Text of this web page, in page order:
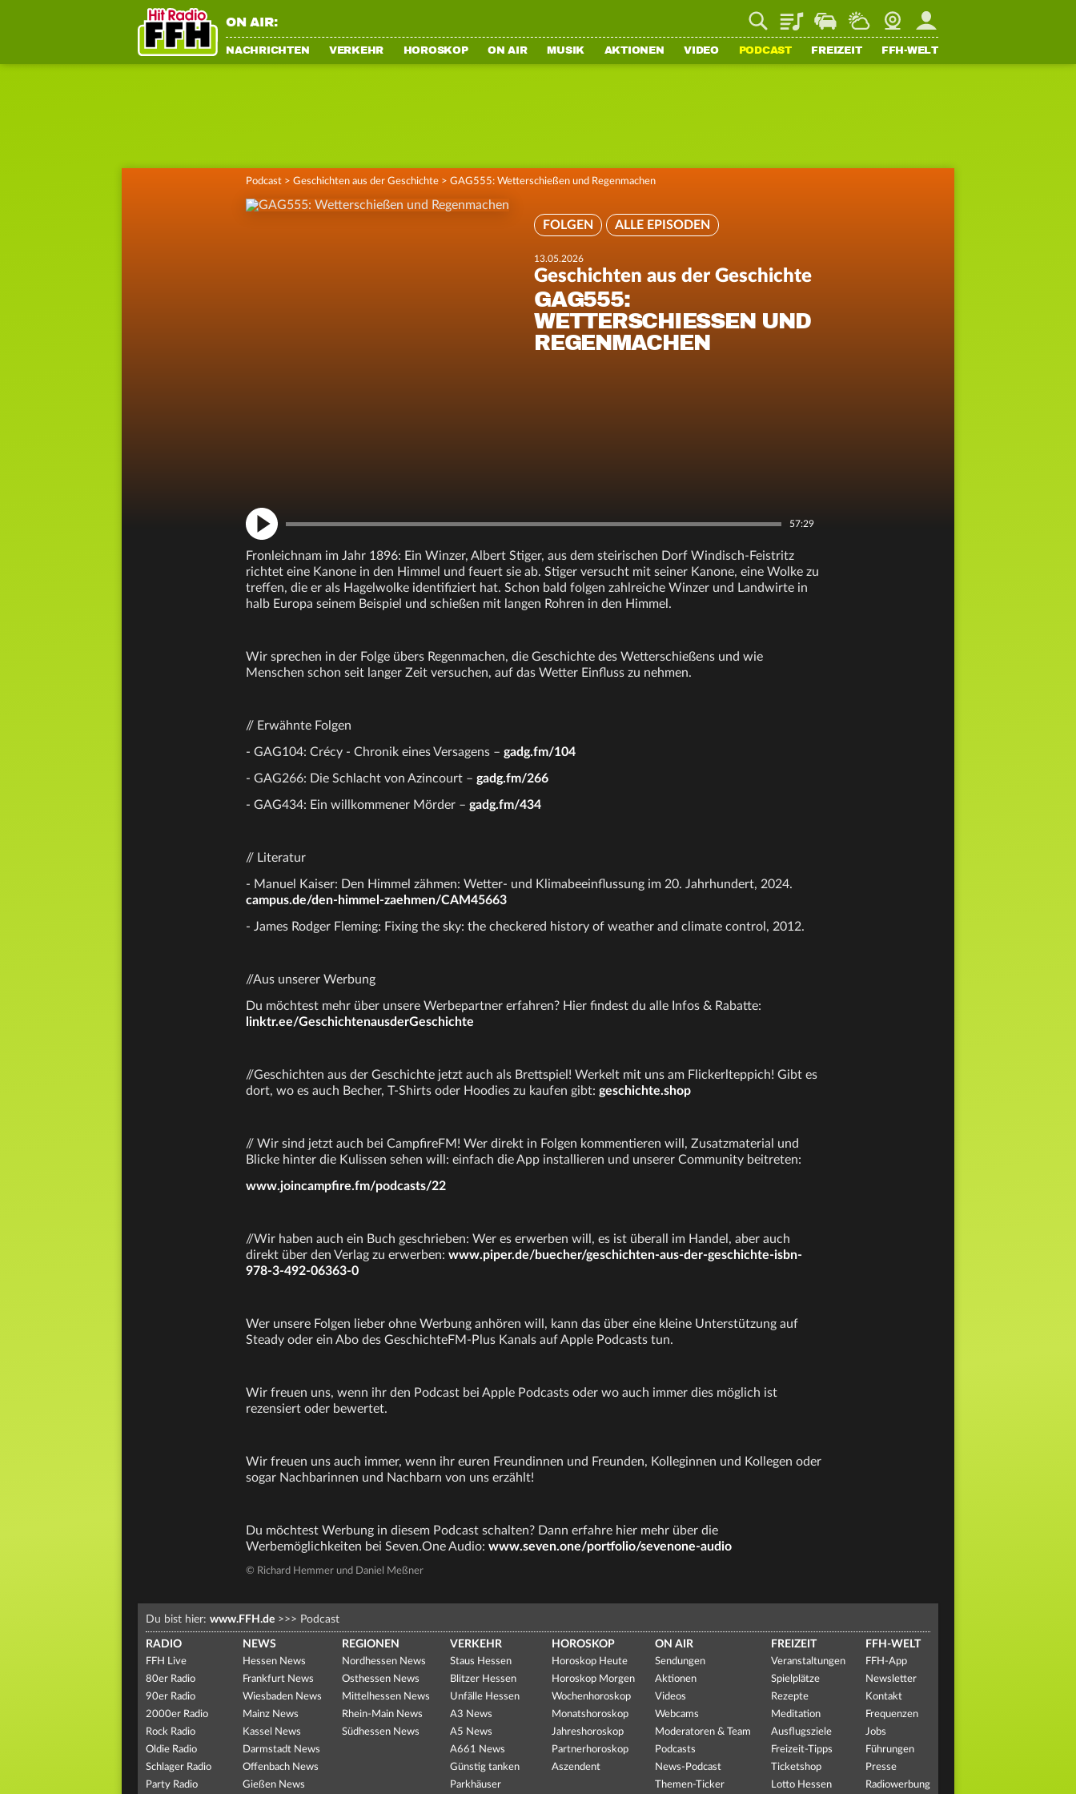
ON AIR: PlaylistStaupilotWetterWebcamMein FFH
NACHRICHTEN VERKEHR HOROSKOP ON AIR MUSIK AKTIONEN VIDEO PODCAST FREIZEIT FFH-WELT
Podcast > Geschichten aus der Geschichte > GAG555: Wetterschießen und Regenmachen
FOLGEN ALLE EPISODEN
13.05.2026
Geschichten aus der Geschichte
GAG555:
WETTERSCHIESSEN UND R
EGENMACHEN
57:29
Fronleichnam im Jahr 1896: Ein Winzer, Albert Stiger, aus dem steirischen Dorf Windisch-Feistritz
richtet eine Kanone in den Himmel und feuert sie ab. Stiger versucht mit seiner Kanone, eine Wolke zu
treffen, die er als Hagelwolke identifiziert hat. Schon bald folgen zahlreiche Winzer und Landwirte in
halb Europa seinem Beispiel und schießen mit langen Rohren in den Himmel.
Wir sprechen in der Folge übers Regenmachen, die Geschichte des Wetterschießens und wie
Menschen schon seit langer Zeit versuchen, auf das Wetter Einfluss zu nehmen.
// Erwähnte Folgen
- GAG104: Crécy - Chronik eines Versagens – gadg.fm/104
- GAG266: Die Schlacht von Azincourt – gadg.fm/266
- GAG434: Ein willkommener Mörder – gadg.fm/434
// Literatur
- Manuel Kaiser: Den Himmel zähmen: Wetter- und Klimabeeinflussung im 20. Jahrhundert, 2024.
campus.de/den-himmel-zaehmen/CAM45663
- James Rodger Fleming: Fixing the sky: the checkered history of weather and climate control, 2012.
//Aus unserer Werbung
Du möchtest mehr über unsere Werbepartner erfahren? Hier findest du alle Infos & Rabatte:
linktr.ee/GeschichtenausderGeschichte
//Geschichten aus der Geschichte jetzt auch als Brettspiel! Werkelt mit uns am Flickerlteppich! Gibt es
dort, wo es auch Becher, T-Shirts oder Hoodies zu kaufen gibt: geschichte.shop
// Wir sind jetzt auch bei CampfireFM! Wer direkt in Folgen kommentieren will, Zusatzmaterial und
Blicke hinter die Kulissen sehen will: einfach die App installieren und unserer Community beitreten:
www.joincampfire.fm/podcasts/22
//Wir haben auch ein Buch geschrieben: Wer es erwerben will, es ist überall im Handel, aber auch
direkt über den Verlag zu erwerben: www.piper.de/buecher/geschichten-aus-der-geschichte-isbn-
978-3-492-06363-0
Wer unsere Folgen lieber ohne Werbung anhören will, kann das über eine kleine Unterstützung auf
Steady oder ein Abo des GeschichteFM-Plus Kanals auf Apple Podcasts tun.
Wir freuen uns, wenn ihr den Podcast bei Apple Podcasts oder wo auch immer dies möglich ist
rezensiert oder bewertet.
Wir freuen uns auch immer, wenn ihr euren Freundinnen und Freunden, Kolleginnen und Kollegen oder
sogar Nachbarinnen und Nachbarn von uns erzählt!
Du möchtest Werbung in diesem Podcast schalten? Dann erfahre hier mehr über die
Werbemöglichkeiten bei Seven.One Audio: www.seven.one/portfolio/sevenone-audio
© Richard Hemmer und Daniel Meßner
Du bist hier: www.FFH.de >>> Podcast
RADIO
FFH Live
80er Radio
90er Radio
2000er Radio
Rock Radio
Oldie Radio
Schlager Radio
Party Radio
NEWS
Hessen News
Frankfurt News
Wiesbaden News
Mainz News
Kassel News
Darmstadt News
Offenbach News
Gießen News
REGIONEN
Nordhessen News
Osthessen News
Mittelhessen News
Rhein-Main News
Südhessen News
VERKEHR
Staus Hessen
Blitzer Hessen
Unfälle Hessen
A3 News
A5 News
A661 News
Günstig tanken
Parkhäuser
HOROSKOP
Horoskop Heute
Horoskop Morgen
Wochenhoroskop
Monatshoroskop
Jahreshoroskop
Partnerhoroskop
Aszendent
ON AIR
Sendungen
Aktionen
Videos
Webcams
Moderatoren & Team
Podcasts
News-Podcast
Themen-Ticker
FREIZEIT
Veranstaltungen
Spielplätze
Rezepte
Meditation
Ausflugsziele
Freizeit-Tipps
Ticketshop
Lotto Hessen
FFH-WELT
FFH-App
Newsletter
Kontakt
Frequenzen
Jobs
Führungen
Presse
Radiowerbung